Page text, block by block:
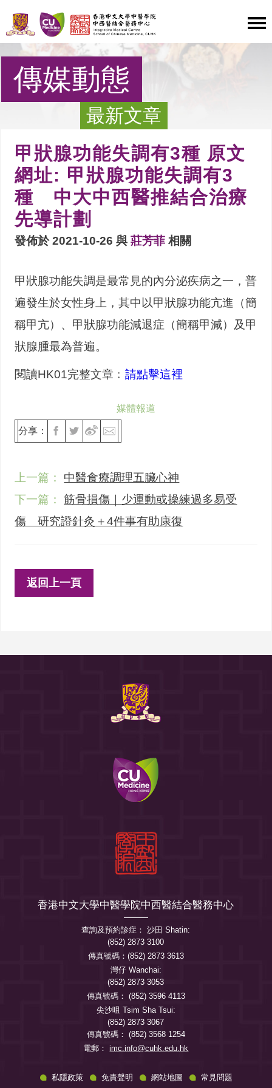
傳媒動態
最新文章
甲狀腺功能失調有3種 原文
網址: 甲狀腺功能失調有3
種 中大中西醫推結合治療
先導計劃
發佈於 2021-10-26 與莊芳菲相關
甲狀腺功能失調是最常見的內分泌疾病之一，普
遍發生於女性身上，其中以甲狀腺功能亢進（簡
稱甲亢）、甲狀腺功能減退症（簡稱甲減）及甲
狀腺腫最為普遍。
閱讀HK01完整文章﹕請點擊這裡
媒體報道
分享：
上一篇：
中醫食療調理五臟心神
下一篇：
筋骨損傷｜少運動或操練過多易受
傷 研究證針灸＋4件事有助康復
返回上一頁
香港中文大學中醫學院中西醫結合醫務中心
查詢及預約診症： 沙田 Shatin:
(852) 2873 3100
傳真號碼：(852) 2873 3613
灣仔 Wanchai:
(852) 2873 3053
傳真號碼： (852) 3596 4113
尖沙咀 Tsim Sha Tsui:
(852) 2873 3067
傳真號碼： (852) 3568 1254
電郵：imc.info@cuhk.edu.hk
私隱政策 免責聲明 網站地圖 常見問題